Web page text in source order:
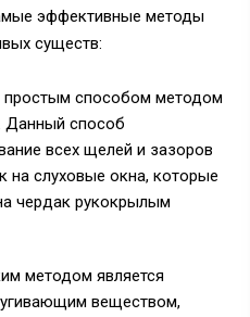
эффективные методы
существ:
способом методом
Данный способ
всех щелей и зазоров
на слуховые окна, которые
чердак рукокрылым
методом является
веществом,